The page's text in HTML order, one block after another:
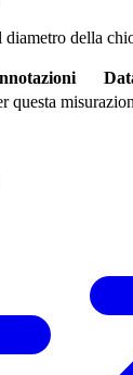
della
questa